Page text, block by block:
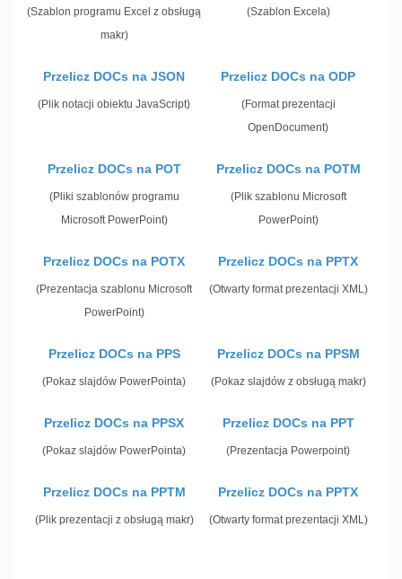
(Szablon programu Excel z obsługą
makr)
(Szablon Excela)
Przelicz DOCs na JSON
(Plik notacji obiektu JavaScript)
Przelicz DOCs na ODP
(Format prezentacji
OpenDocument)
Przelicz DOCs na POT
(Pliki szablonów programu
Microsoft PowerPoint)
Przelicz DOCs na POTM
(Plik szablonu Microsoft
PowerPoint)
Przelicz DOCs na POTX
(Prezentacja szablonu Microsoft
PowerPoint)
Przelicz DOCs na PPTX
(Otwarty format prezentacji XML)
Przelicz DOCs na PPS
(Pokaz slajdów PowerPointa)
Przelicz DOCs na PPSM
(Pokaz slajdów z obsługą makr)
Przelicz DOCs na PPSX
(Pokaz slajdów PowerPointa)
Przelicz DOCs na PPT
(Prezentacja Powerpoint)
Przelicz DOCs na PPTM
(Plik prezentacji z obsługą makr)
Przelicz DOCs na PPTX
(Otwarty format prezentacji XML)